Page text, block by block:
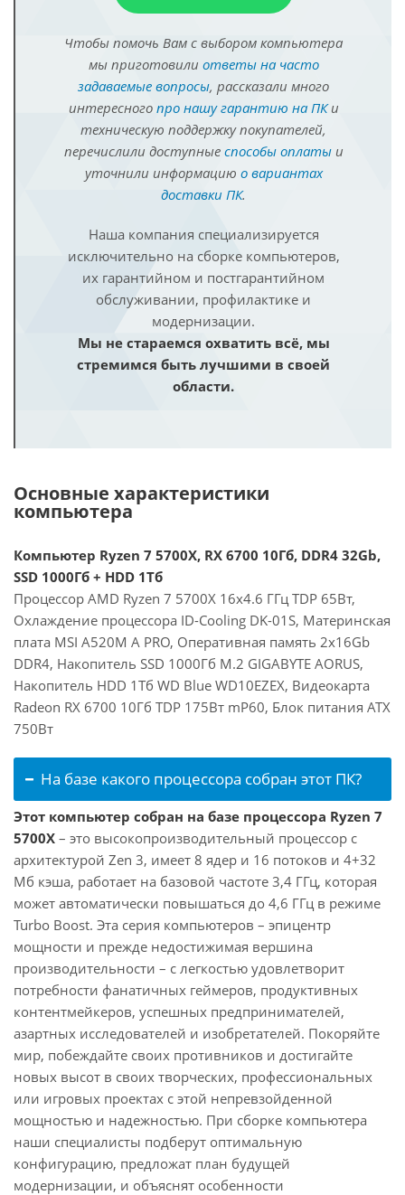
Чтобы помочь Вам с выбором компьютера
мы приготовили ответы на часто
задаваемые вопросы, рассказали много
интересного про нашу гарантию на ПКи
техническую поддержку покупателей,
перечислили доступные способы оплатыи
уточнили информацию о вариантах
доставки ПК.
Наша компания специализируется
исключительно на сборке компьютеров,
их гарантийном и постгарантийном
обслуживании, профилактике и
модернизации.
Мы не стараемся охватить всё, мы
стремимся быть лучшими в своей
области.
Основные характеристики
компьютера
Компьютер Ryzen 7 5700X, RX 6700 10Гб, DDR4 32Gb,
SSD 1000Гб + HDD 1Тб
Процессор AMD Ryzen 7 5700X 16x4.6 ГГц TDP 65Вт,
Охлаждение процессора ID-Cooling DK-01S, Материнская
плата MSI A520M A PRO, Оперативная память 2x16Gb
DDR4, Накопитель SSD 1000Гб M.2 GIGABYTE AORUS,
Накопитель HDD 1Тб WD Blue WD10EZEX, Видеокарта
Radeon RX 6700 10Гб TDP 175Вт mP60, Блок питания ATX
750Вт
На базе какого процессора собран этот ПК?
Этот компьютер собран на базе процессора Ryzen 7
5700X – это высокопроизводительный процессор с
архитектурой Zen 3, имеет 8 ядер и 16 потоков и 4+32
Мб кэша, работает на базовой частоте 3,4 ГГц, которая
может автоматически повышаться до 4,6 ГГц в режиме
Turbo Boost. Эта серия компьютеров – эпицентр
мощности и прежде недостижимая вершина
производительности – с легкостью удовлетворит
потребности фанатичных геймеров, продуктивных
контентмейкеров, успешных предпринимателей,
азартных исследователей и изобретателей. Покоряйте
мир, побеждайте своих противников и достигайте
новых высот в своих творческих, профессиональных
или игровых проектах с этой непревзойденной
мощностью и надежностью. При сборке компьютера
наши специалисты подберут оптимальную
конфигурацию, предложат план будущей
модернизации, и объяснят особенности